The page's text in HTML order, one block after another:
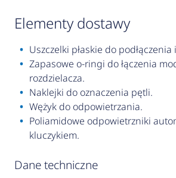
elementy dostawy
Uszczelki płaskie do
Zapasowe o-ringi do łączenia
rozdzielacza.
Naklejki do oznaczenia pętli.
Wężyk do odpowietrzania.
Poliamidowe odpowietrzniki
kluczykiem.
Dane techniczne